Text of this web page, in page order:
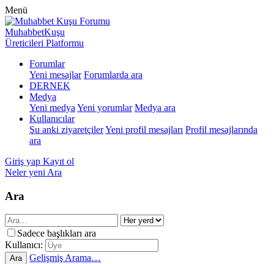
Menü
MuhabbetKuşu
Üreticileri Platformu
Forumlar
Yeni mesajlar Forumlarda ara
DERNEK
Medya
Yeni medya Yeni yorumlar Medya ara
Kullanıcılar
Şu anki ziyaretçilerYeni profil mesajları Profil mesajlarında
ara
Giriş yap Kayıt ol
Neler yeni Ara
Ara
Sadece başlıkları ara
Kullanıcı:
Ara
Gelişmiş Arama…